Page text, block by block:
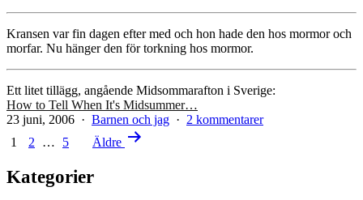
Kransen var fin dagen efter med och hon hade den hos mormor och
morfar. Nu hänger den för torkning hos mormor.
Ett litet tillägg, angående Midsommarafton i Sverige:
How to Tell When It's Midsummer…
Publicerat
23 juni, 2006
Kategoriserat
som
Barnen och jag 2 kommentarertill
Sidnumrering
inlägg
1 2 … 5 Äldre
Kategorier